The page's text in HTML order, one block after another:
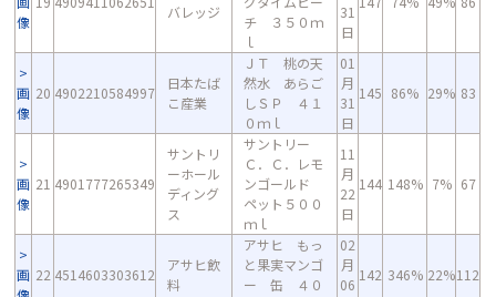
像
バレッジ
チ ３５０ｍ
ｌ
31
日
画
像
20 4902210584997
日本たば
こ産業
ＪＴ 桃の天
然水 あらご
しＳＰ ４１
０ｍｌ
01
月
31
日
145 86% 29% 83
画
像
21 4901777265349
サントリ
ーホール
ディング
ス
サントリー
Ｃ．Ｃ．レモ
ンゴールド
ペット５００
ｍｌ
11
月
22
日
144 148% 7% 67
画 22 4514603303612
アサヒ飲
料
アサヒ もっ
と果実マンゴ
ー 缶 ４０
02
月
06
142 346% 22%112